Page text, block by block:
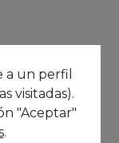
a un perfil
visitadas).
"Aceptar"
.